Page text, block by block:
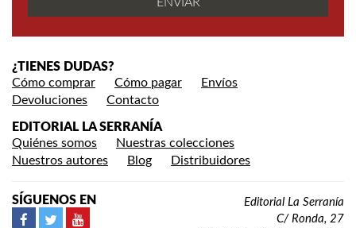
¿TIENES DUDAS?
Cómo comprar
Cómo pagar
Envíos
Devoluciones
Contacto
EDITORIAL LA SERRANÍA
Quiénes somos
Nuestras colecciones
Nuestros autores
Blog Distribuidores
SÍGUENOS EN
Editorial La Serranía
C/ Ronda, 27